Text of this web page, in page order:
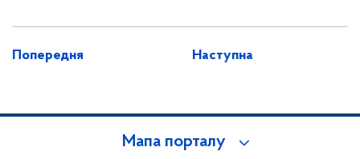
Попередня Наступна
Мапа порталу